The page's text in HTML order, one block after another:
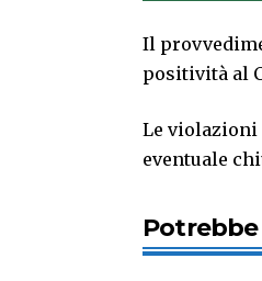
Il
positività al
Le violazioni
eventuale